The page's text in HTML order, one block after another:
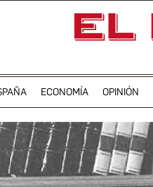
ECONOMÍA OPINIÓN